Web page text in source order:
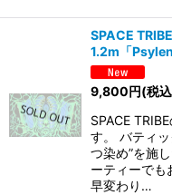
SPACE
1.2m「
9,800円(税
SPACE
す。 バティ
つ染め”を施
ーティーでも
早変わり…